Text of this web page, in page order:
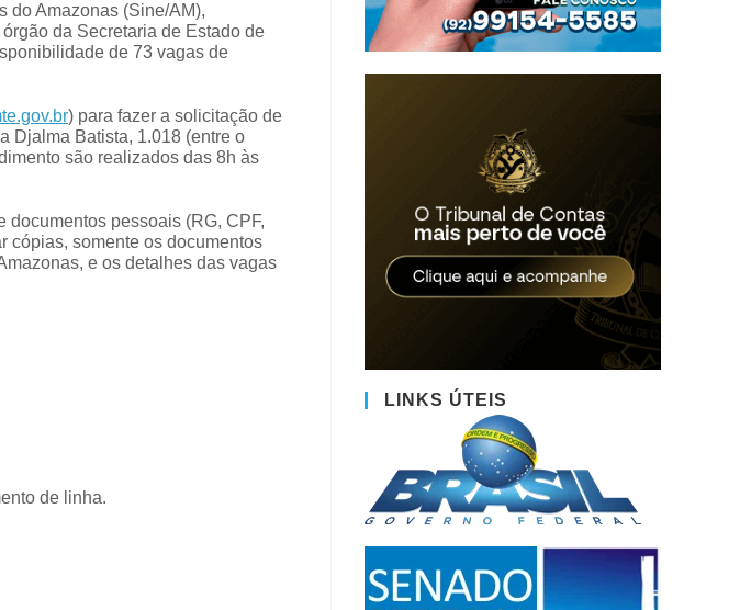
do Amazonas (Sine/AM),
da Secretaria de Estado de
de 73 vagas de
) para fazer a solicitação de
Djalma Batista, 1.018 (entre o
são realizados das 8h às
documentos pessoais (RG, CPF,
cópias, somente os documentos
e os detalhes das vagas
de linha.
LINKS ÚTEIS